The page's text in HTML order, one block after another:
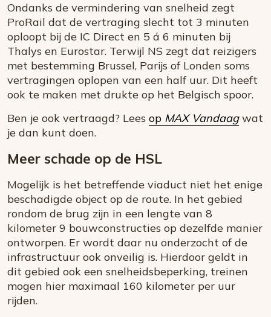
Ondanks de vermindering van snelheid zegt
ProRail dat de vertraging slecht tot 3 minuten
oploopt bij de IC Direct en 5 á 6 minuten bij
Thalys en Eurostar. Terwijl NS zegt dat reizigers
met bestemming Brussel, Parijs of Londen soms
vertragingen oplopen van een half uur. Dit heeft
ook te maken met drukte op het Belgisch spoor.
Ben je ook vertraagd? Lees op MAX Vandaagwat
je dan kunt doen.
Meer schade op de HSL
Mogelijk is het betreffende viaduct niet het enige
beschadigde object op de route. In het gebied
rondom de brug zijn in een lengte van 8
kilometer 9 bouwconstructies op dezelfde manier
ontworpen. Er wordt daar nu onderzocht of de
infrastructuur ook onveilig is. Hierdoor geldt in
dit gebied ook een snelheidsbeperking, treinen
mogen hier maximaal 160 kilometer per uur
rijden.